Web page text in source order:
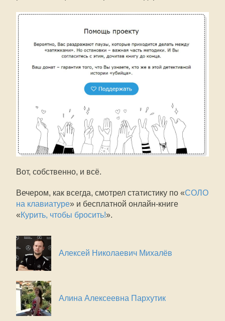
Вот, собственно, и всё.
Вечером, как всегда, смотрел статистику по «СОЛО
на клавиатуре» и бесплатной онлайн-книге
«Курить, чтобы бросить!».
Алексей Николаевич Михалёв
Алина Алексеевна Пархутик